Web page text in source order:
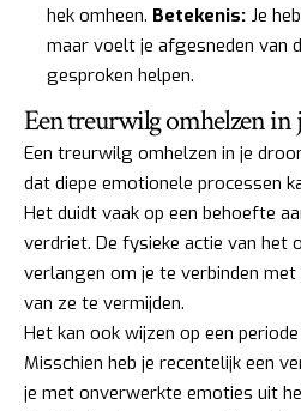
hek omheen. Betekenis: Je
maar voelt je afgesneden van
gesproken helpen.
Een treurwilg omhelzen in
Een treurwilg omhelzen in je
dat diepe emotionele processen
Het duidt vaak op een behoefte
verdriet. De fysieke actie van het
verlangen om je te verbinden
van ze te vermijden.
Het kan ook wijzen op een
Misschien heb je recentelijk een
je met onverwerkte emoties uit